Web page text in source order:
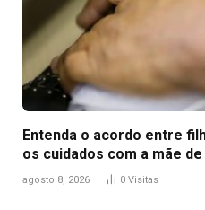
Entenda o acordo entre
os cuidados com a mãe de
agosto 8, 2026 0 Visitas